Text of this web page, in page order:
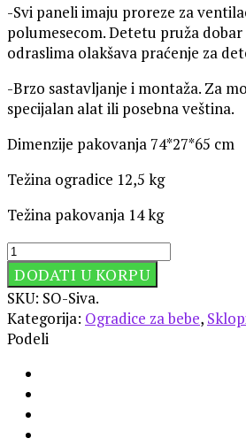
-Svi paneli imaju proreze za
polumesecom. Detetu pruža
odraslima olakšava praćenje za
-Brzo sastavljanje i montaža. Za
specijalan alat ili posebna veština.
Dimenzije pakovanja 74*27*65 cm
Težina ogradice 12,5 kg
Težina pakovanja 14 kg
DODATI U KORPU
SKU: SO-Siva.
Kategorija: Ogradice za bebe,
Podeli